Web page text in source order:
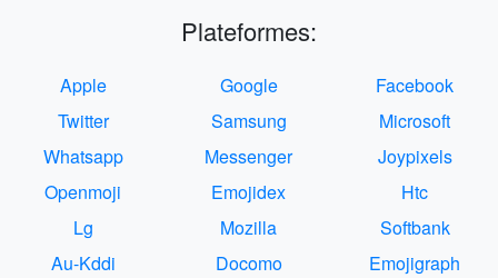
Plateformes:
Apple Google
Facebook
Twitter
Samsung
Microsoft
Whatsapp
Messenger
Joypixels
Openmoji
Emojidex
Htc
Lg
Mozilla
Softbank
Au-Kddi
Docomo
Emojigraph